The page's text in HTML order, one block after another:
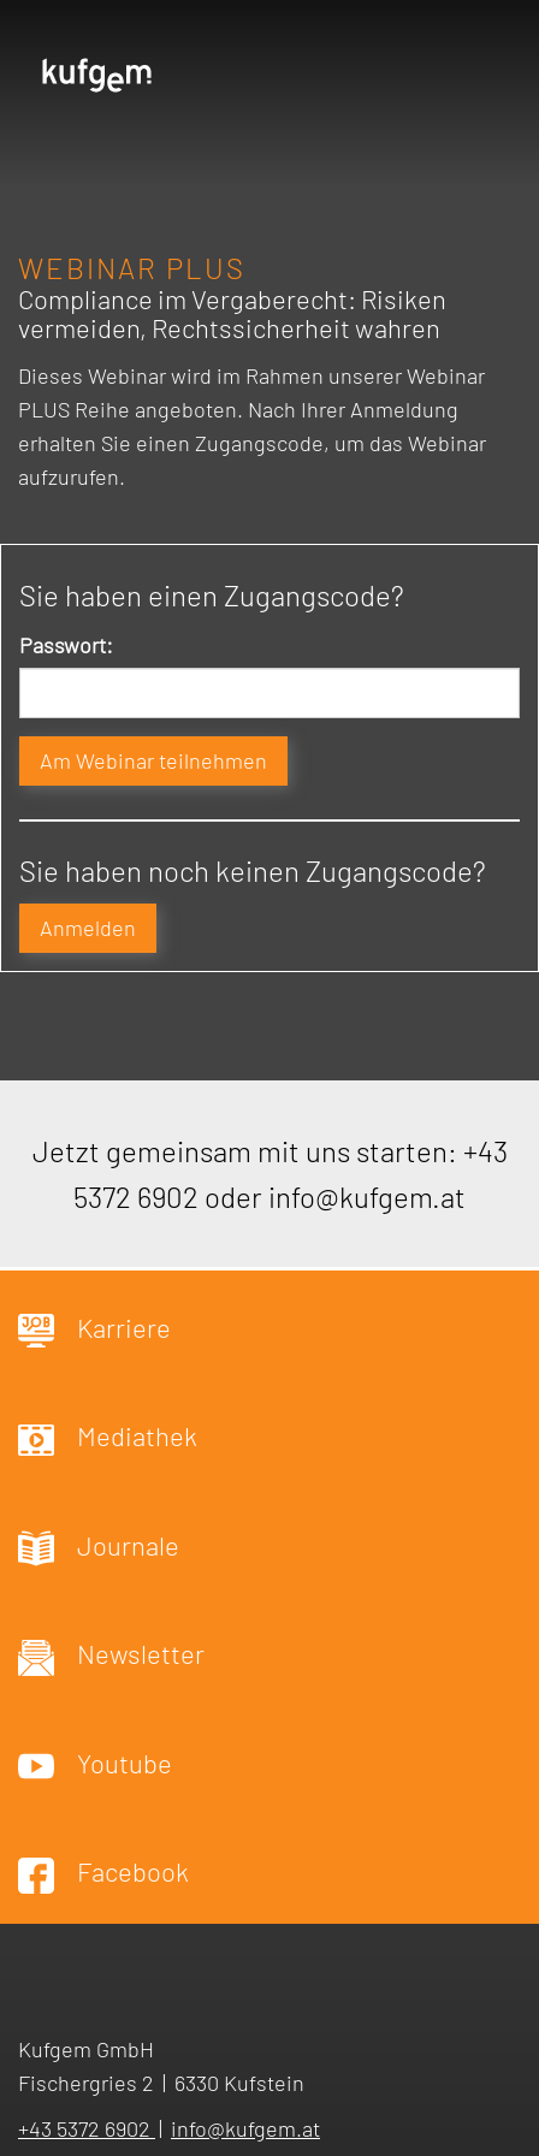
WEBINAR PLUS
Compliance im Vergaberecht: Risiken
vermeiden, Rechtssicherheit wahren
Dieses Webinar wird im Rahmen unserer Webinar
PLUS Reihe angeboten. Nach Ihrer Anmeldung
erhalten Sie einen Zugangscode, um das Webinar
aufzurufen.
Sie haben einen Zugangscode?
Passwort:
Sie haben noch keinen Zugangscode?
Anmelden
Jetzt gemeinsam mit uns starten: +43
5372 6902 oder info@kufgem.at
Karriere
Mediathek
Journale
Newsletter
Youtube
Facebook
Kufgem GmbH
Fischergries 2 | 6330 Kufstein
+43 5372 6902 | info@kufgem.at